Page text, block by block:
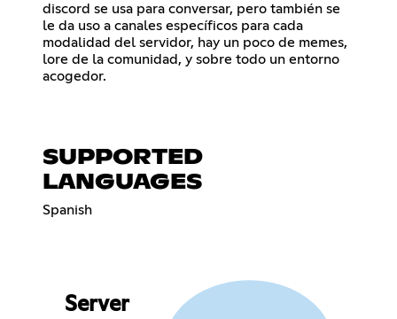
discord se usa para conversar, pero también se
le da uso a canales específicos para cada
modalidad del servidor, hay un poco de memes,
lore de la comunidad, y sobre todo un entorno
acogedor.
SUPPORTED
LANGUAGES
Spanish
Server